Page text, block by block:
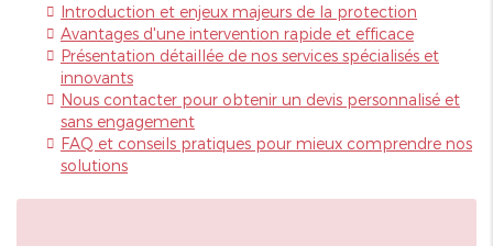
Introduction et enjeux majeurs de la protection
Avantages d'une intervention rapide et efficace
Présentation détaillée de nos services spécialisés et
innovants
Nous contacter pour obtenir un devis personnalisé et
sans engagement
FAQ et conseils pratiques pour mieux comprendre nos
solutions